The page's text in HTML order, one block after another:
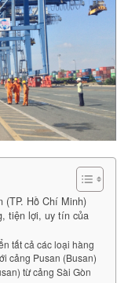
(TP. Hồ Chí Minh)
tiện lợi, uy tín của
tất cả các loại hàng
cảng Pusan (Busan)
từ cảng Sài Gòn